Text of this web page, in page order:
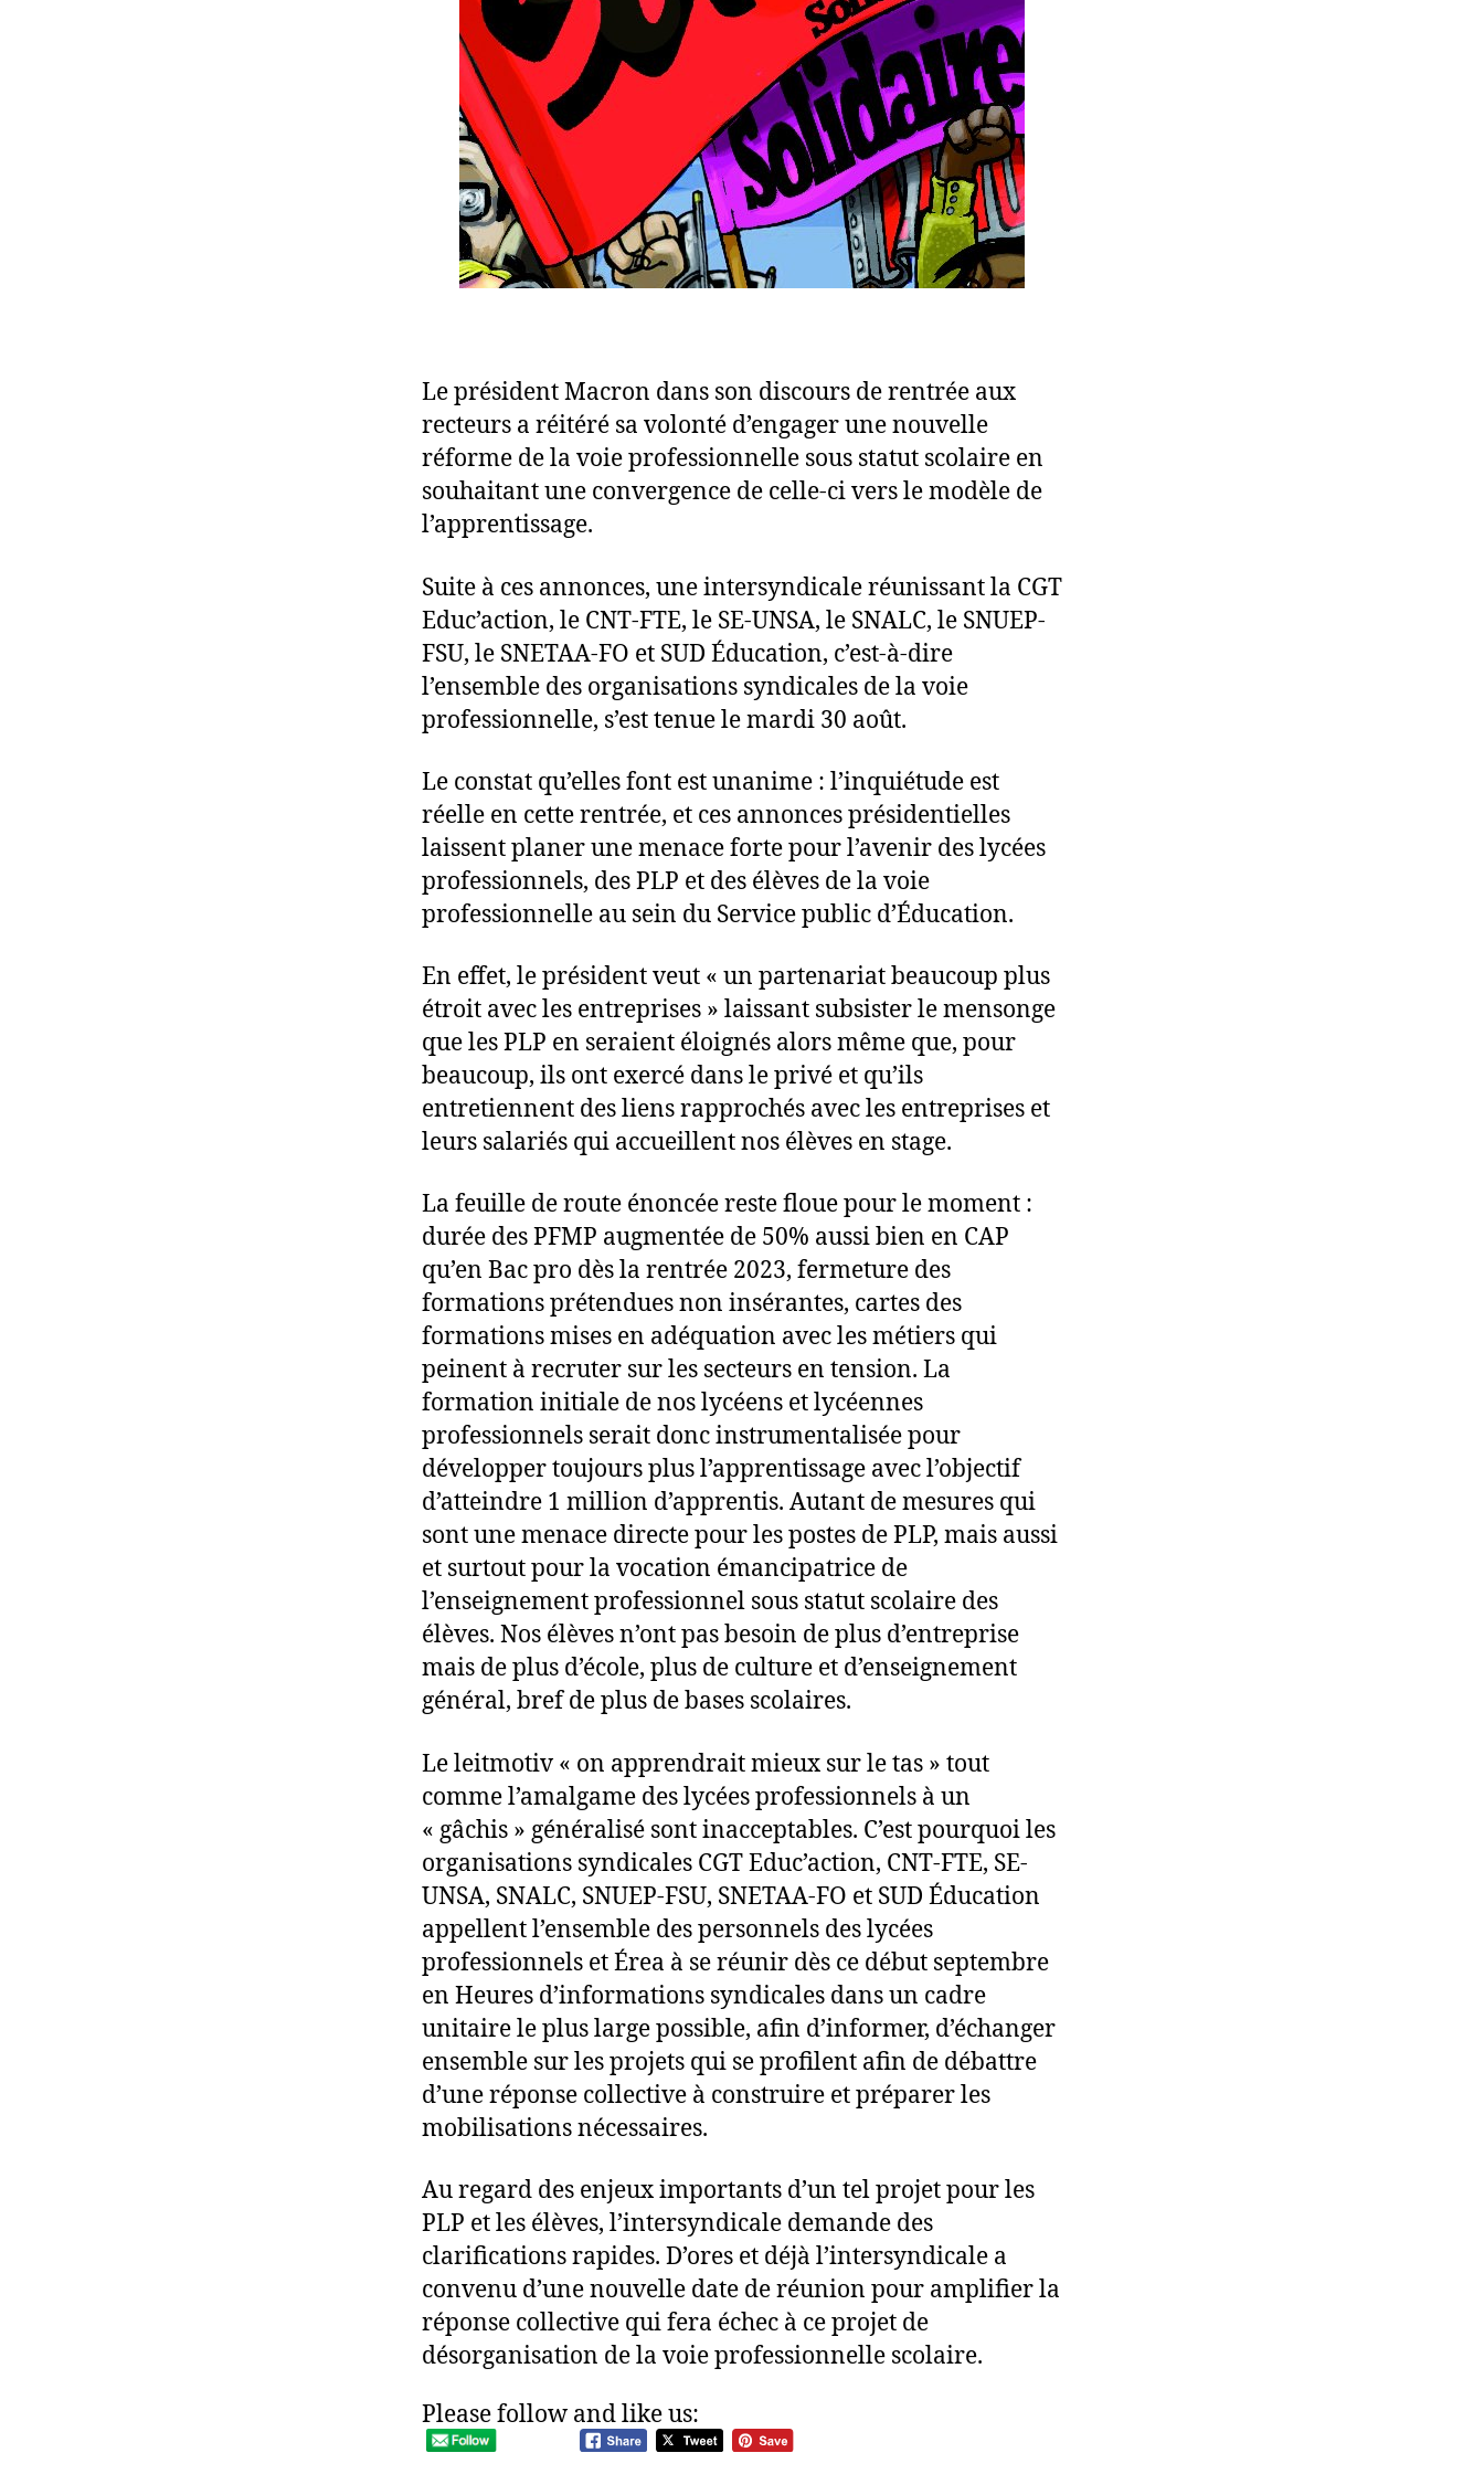
Le président Macron dans son discours de rentrée aux
recteurs a réitéré sa volonté d’engager une nouvelle
réforme de la voie professionnelle sous statut scolaire en
souhaitant une convergence de celle-ci vers le modèle de
l’apprentissage.
Suite à ces annonces, une intersyndicale réunissant la CGT
Educ’action, le CNT-FTE, le SE-UNSA, le SNALC, le SNUEP-
FSU, le SNETAA-FO et SUD Éducation, c’est-à-dire
l’ensemble des organisations syndicales de la voie
professionnelle, s’est tenue le mardi 30 août.
Le constat qu’elles font est unanime : l’inquiétude est
réelle en cette rentrée, et ces annonces présidentielles
laissent planer une menace forte pour l’avenir des lycées
professionnels, des PLP et des élèves de la voie
professionnelle au sein du Service public d’Éducation.
En effet, le président veut « un partenariat beaucoup plus
étroit avec les entreprises » laissant subsister le mensonge
que les PLP en seraient éloignés alors même que, pour
beaucoup, ils ont exercé dans le privé et qu’ils
entretiennent des liens rapprochés avec les entreprises et
leurs salariés qui accueillent nos élèves en stage.
La feuille de route énoncée reste floue pour le moment :
durée des PFMP augmentée de 50% aussi bien en CAP
qu’en Bac pro dès la rentrée 2023, fermeture des
formations prétendues non insérantes, cartes des
formations mises en adéquation avec les métiers qui
peinent à recruter sur les secteurs en tension. La
formation initiale de nos lycéens et lycéennes
professionnels serait donc instrumentalisée pour
développer toujours plus l’apprentissage avec l’objectif
d’atteindre 1 million d’apprentis. Autant de mesures qui
sont une menace directe pour les postes de PLP, mais aussi
et surtout pour la vocation émancipatrice de
l’enseignement professionnel sous statut scolaire des
élèves. Nos élèves n’ont pas besoin de plus d’entreprise
mais de plus d’école, plus de culture et d’enseignement
général, bref de plus de bases scolaires.
Le leitmotiv « on apprendrait mieux sur le tas » tout
comme l’amalgame des lycées professionnels à un
« gâchis » généralisé sont inacceptables. C’est pourquoi les
organisations syndicales CGT Educ’action, CNT-FTE, SE-
UNSA, SNALC, SNUEP-FSU, SNETAA-FO et SUD Éducation
appellent l’ensemble des personnels des lycées
professionnels et Érea à se réunir dès ce début septembre
en Heures d’informations syndicales dans un cadre
unitaire le plus large possible, afin d’informer, d’échanger
ensemble sur les projets qui se profilent afin de débattre
d’une réponse collective à construire et préparer les
mobilisations nécessaires.
Au regard des enjeux importants d’un tel projet pour les
PLP et les élèves, l’intersyndicale demande des
clarifications rapides. D’ores et déjà l’intersyndicale a
convenu d’une nouvelle date de réunion pour amplifier la
réponse collective qui fera échec à ce projet de
désorganisation de la voie professionnelle scolaire.
Please follow and like us: